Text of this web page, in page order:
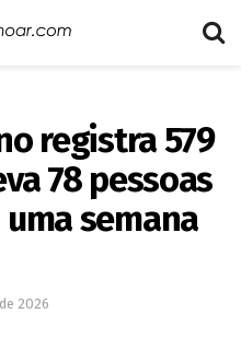
registra 579
78 pessoas
semana
2026